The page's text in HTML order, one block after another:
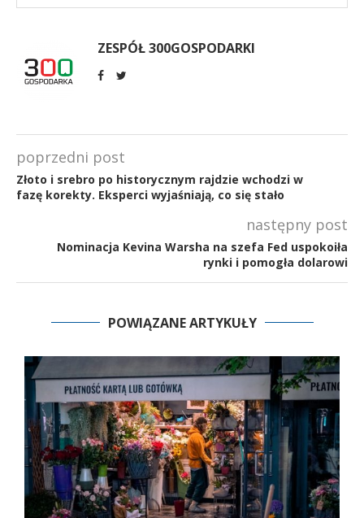
ZESPÓŁ 300GOSPODARKI
poprzedni post
Złoto i srebro po historycznym rajdzie wchodzi w
fazę korekty. Eksperci wyjaśniają, co się stało
następny post
Nominacja Kevina Warsha na szefa Fed uspokoiła
rynki i pomogła dolarowi
POWIĄZANE ARTYKUŁY